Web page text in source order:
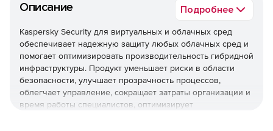
Описание Подробнее
Kaspersky Security для виртуальных и облачных сред
обеспечивает надежную защиту любых облачных сред и
помогает оптимизировать производительность гибридной
инфраструктуры. Продукт уменьшает риски в области
безопасности, улучшает прозрачность процессов,
облегчает управление, сокращает затраты организации и
время работы специалистов, оптимизирует